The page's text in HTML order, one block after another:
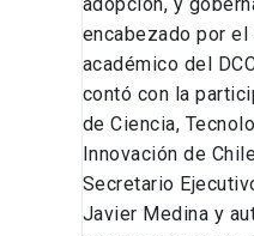
adopción, y
encabezado por
académico del
contó con la
de Ciencia,
Innovación de
Secretario
Javier Medina y